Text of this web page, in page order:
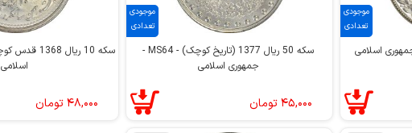
موجودی
تعدادی
موجودی
تعدادی
سکه 50 ریال 1377 (تاریخ کوچک) - MS64 -
جمهوری اسلامی
۴۵,۰۰۰تومان
اسلامی
۴۸,۰۰۰ تومان